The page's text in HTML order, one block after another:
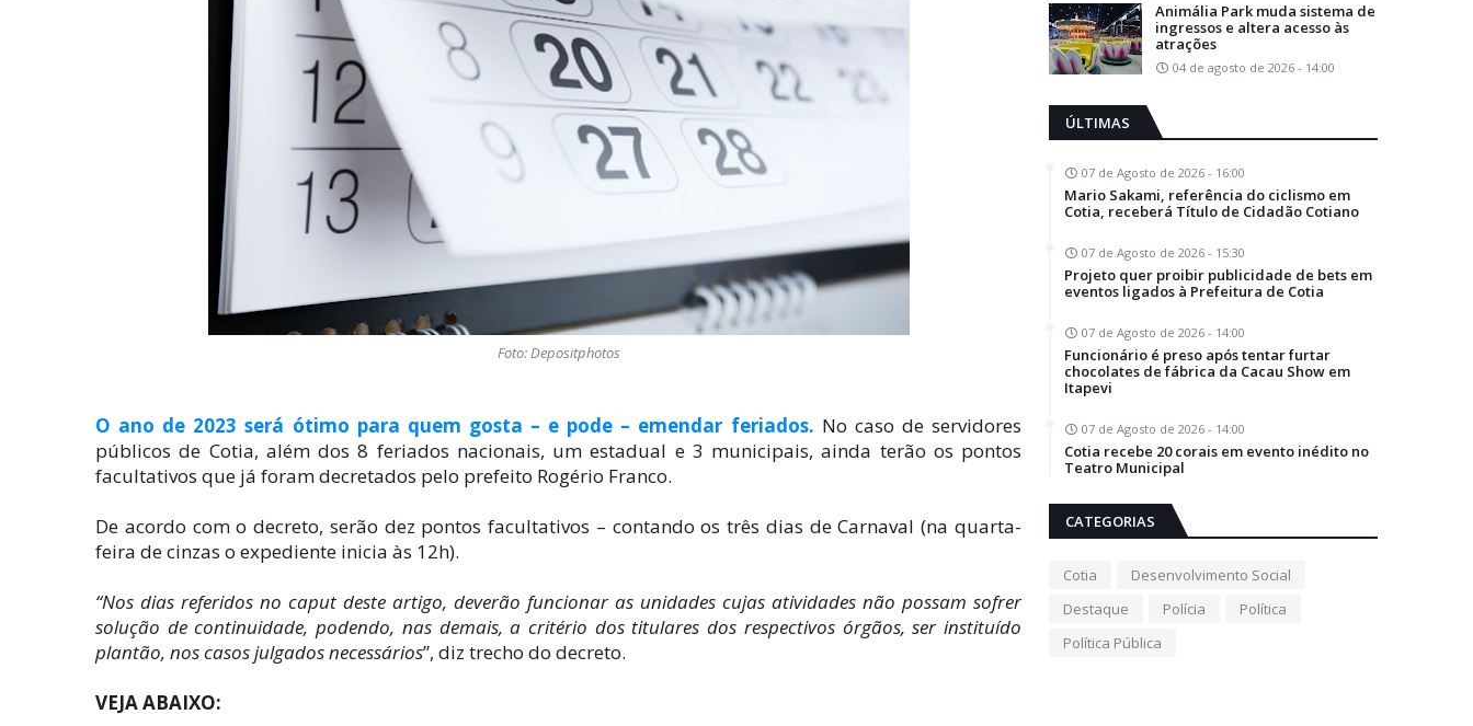
Foto: Depositphotos
O ano de 2023 será ótimo para quem gosta – e pode – emendar feriados. No caso de servidores
públicos de Cotia, além dos 8 feriados nacionais, um estadual e 3 municipais, ainda terão os pontos
facultativos que já foram decretados pelo prefeito Rogério Franco.
De acordo com o decreto, serão dez pontos facultativos – contando os três dias de Carnaval (na quarta-
feira de cinzas o expediente inicia às 12h).
“Nos dias referidos no caput deste artigo, deverão funcionar as unidades cujas atividades não possam sofrer
solução de continuidade, podendo, nas demais, a critério dos titulares dos respectivos órgãos, ser instituído
plantão, nos casos julgados necessários”, diz trecho do decreto.
VEJA ABAIXO:
Animália Park muda sistema de
ingressos e altera acesso às
atrações
04 de agosto de 2026 - 14:00
ÚLTIMAS
07 de Agosto de 2026 - 16:00
Mario Sakami, referência do ciclismo em
Cotia, receberá Título de Cidadão Cotiano
07 de Agosto de 2026 - 15:30
Projeto quer proibir publicidade de bets em
eventos ligados à Prefeitura de Cotia
07 de Agosto de 2026 - 14:00
Funcionário é preso após tentar furtar
chocolates de fábrica da Cacau Show em
Itapevi
07 de Agosto de 2026 - 14:00
Cotia recebe 20 corais em evento inédito no
Teatro Municipal
CATEGORIAS
Cotia
Desenvolvimento Social
Destaque
Polícia
Política
Política Pública